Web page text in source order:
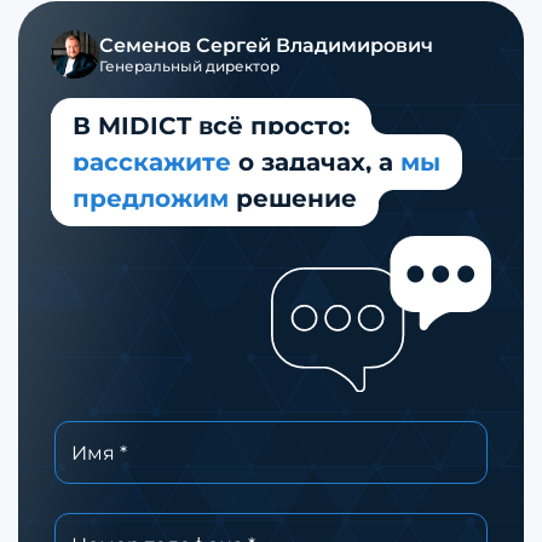
Семенов Сергей Владимирович
Генеральный директор
В MIDICT всё просто:
расскажите о задачах, а мы
предложим решение